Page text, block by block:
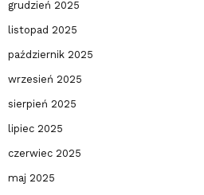
grudzień 2025
listopad 2025
październik 2025
wrzesień 2025
sierpień 2025
lipiec 2025
czerwiec 2025
maj 2025